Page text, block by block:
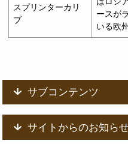
スプリンターカリ
ブ
ースが
いる欧
サブコンテンツ
サイトからのお知ら